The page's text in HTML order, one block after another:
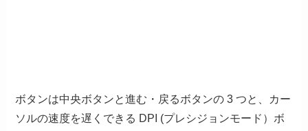
ボタンは中央ボタンと進む・戻るボタンの 3 つと、カー
ソルの速度を遅くできる DPI (プレシジョンモード）ボ